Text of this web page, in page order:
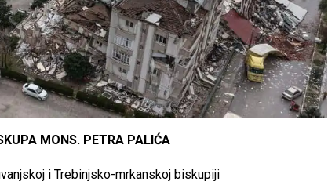
MONS. PETRA PALIĆA
i Trebinjsko-mrkanskoj biskupiji